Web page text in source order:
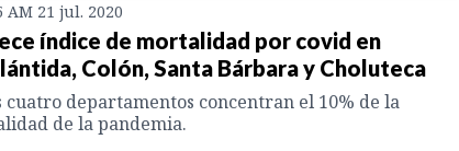
AM 21 jul. 2020
índice de mortalidad por covid en
Colón, Santa Bárbara y Choluteca
cuatro departamentos concentran el 10% de la
de la pandemia.